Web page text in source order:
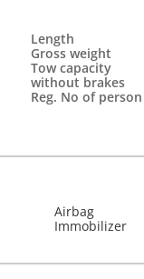
Length
Gross weight
Tow capacity
without brakes
Reg. No of person
Airbag
Immobilizer